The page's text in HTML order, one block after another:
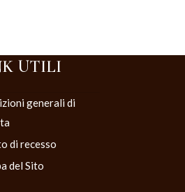
UTILI
generali di
di recesso
del Sito